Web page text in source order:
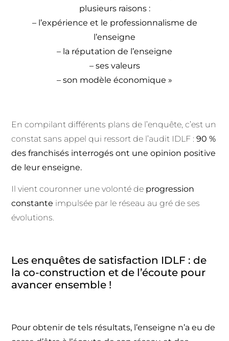
plusieurs raisons :
– l’expérience et le professionnalisme de
l’enseigne
– la réputation de l’enseigne
– ses valeurs
– son modèle économique »
En compilant différents plans de l’enquête, c’est un
constat sans appel qui ressort de l’audit IDLF : 90 %
des franchisés interrogés ont une opinion positive
de leur enseigne.
Il vient couronner une volonté de progression
constante impulsée par le réseau au gré de ses
évolutions.
Les enquêtes de satisfaction IDLF : de
la co-construction et de l’écoute pour
avancer ensemble !
Pour obtenir de tels résultats, l’enseigne n’a eu de